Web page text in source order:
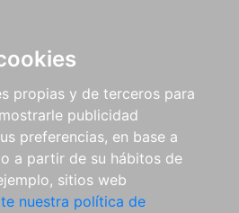
propias y de terceros para
publicidad
preferencias, en base a
a partir de su hábitos de
sitios web
nuestra política de